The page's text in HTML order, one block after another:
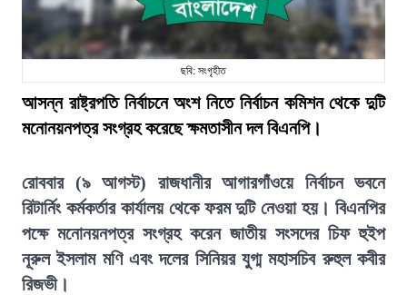
ছবি: সংগৃহীত
আসন্ন রাষ্ট্রপতি নির্বাচনে অংশ নিতে নির্বাচন কমিশন থেকে দুটি
মনোনয়নপত্র সংগ্রহ করেছে ক্ষমতাসীন দল বিএনপি।
রোববার (৯ আগস্ট) রাজধানীর আগারগাঁওয়ে নির্বাচন ভবনে
রিটার্নিং কর্মকর্তার কার্যালয় থেকে ফরম দুটি নেওয়া হয়। বিএনপির
পক্ষে মনোনয়নপত্র সংগ্রহ করেন জাতীয় সংসদের চিফ হুইপ
নূরুল ইসলাম মণি এবং দলের সিনিয়র যুগ্ম মহাসচিব রুহুল কবীর
রিজভী।